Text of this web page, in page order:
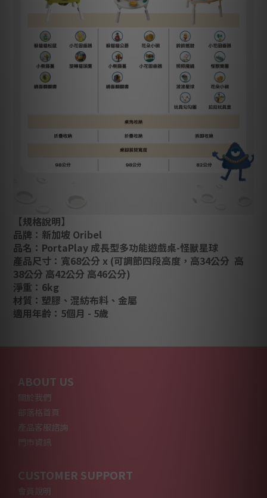
【規格說明】
品牌：新加坡 Oribel
品名： PortaPlay 成長型多功能遊戲桌-怪獸星球
產品尺寸：寬68公分 x (可調節四段高度，高34公分 高
38公分 高42公分 高46公分)
淨重：6kg
材質：塑膠、混紡布料、金屬
適用年齡：5個月 - 5歲
ABOUT US
關於我們
部落格首頁
產品客服諮詢
門市資訊
CUSTOMER SUPPORT
會員說明